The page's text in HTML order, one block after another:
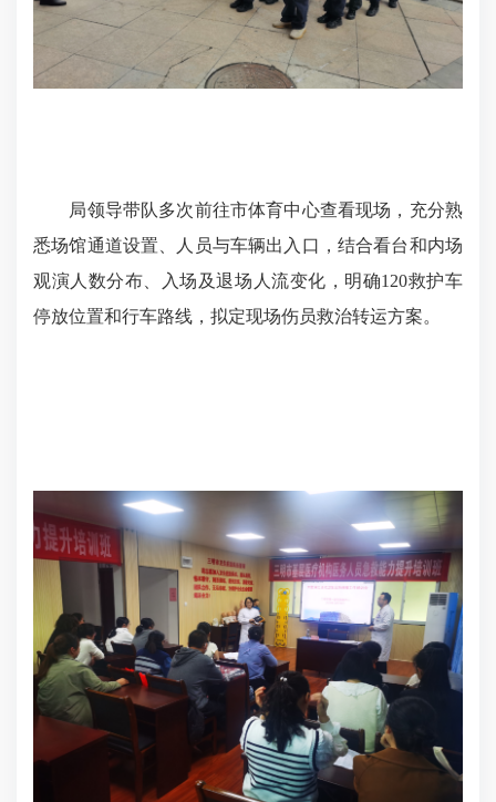
局领导带队多次前往市体育中心查看现场，充分熟
悉场馆通道设置、人员与车辆出入口，结合看台和内场
观演人数分布、入场及退场人流变化，明确120救护车
停放位置和行车路线，拟定现场伤员救治转运方案。